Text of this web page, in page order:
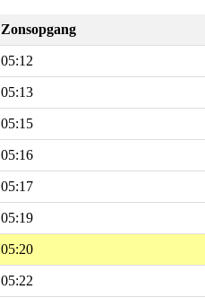
Zonsopgang
05:12
05:13
05:15
05:16
05:17
05:19
05:20
05:22